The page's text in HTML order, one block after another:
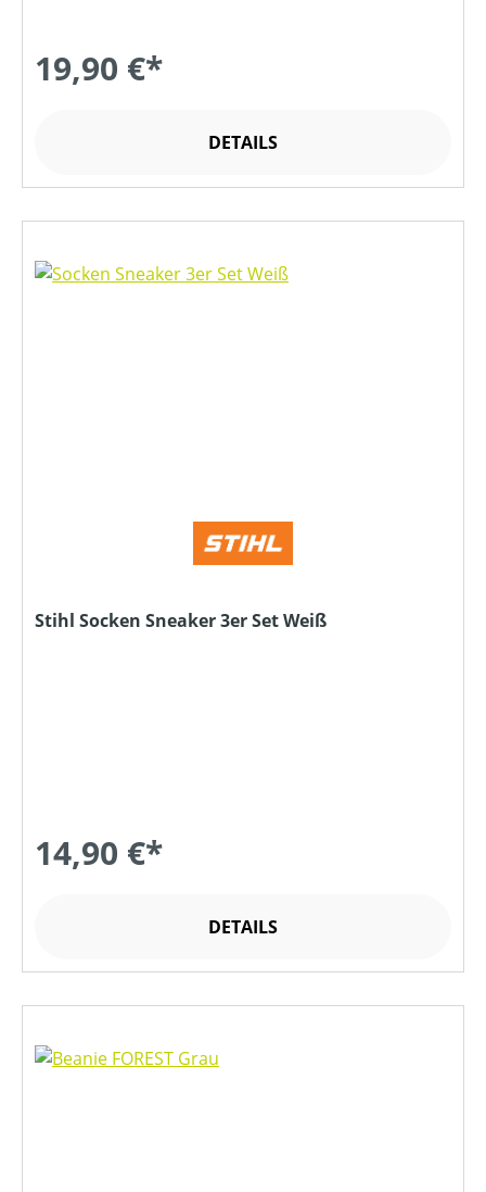
19,90 €*
DETAILS
Stihl Socken Sneaker 3er Set Weiß
14,90 €*
DETAILS